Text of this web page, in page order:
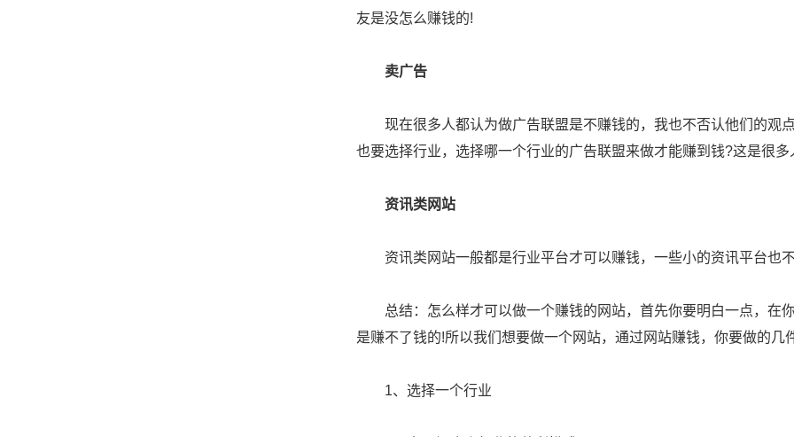
友是没怎么赚钱的!
卖广告
现在很多人都认为做广告联盟是不赚钱的，我也不否认他们的观
也要选择行业，选择哪一个行业的广告联盟来做才能赚到钱?这是很
资讯类网站
资讯类网站一般都是行业平台才可以赚钱，一些小的资讯平台也
总结：怎么样才可以做一个赚钱的网站，首先你要明白一点，在
是赚不了钱的!所以我们想要做一个网站，通过网站赚钱，你要做的几
1、选择一个行业